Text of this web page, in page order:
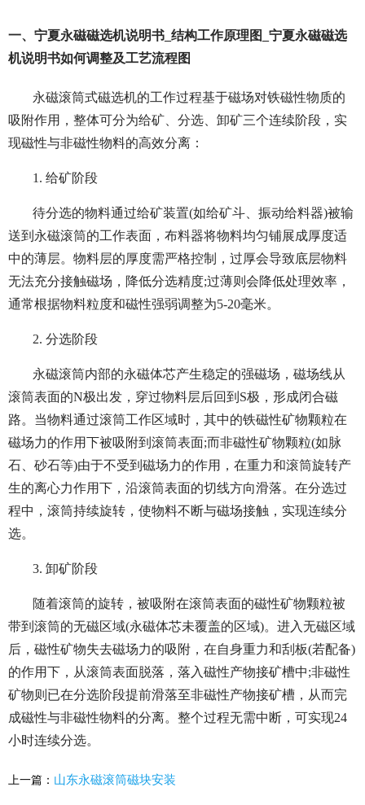
一、宁夏永磁磁选机说明书_结构工作原理图_宁夏永磁磁选
机说明书如何调整及工艺流程图
永磁滚筒式磁选机的工作过程基于磁场对铁磁性物质的
吸附作用，整体可分为给矿、分选、卸矿三个连续阶段，实
现磁性与非磁性物料的高效分离：
1. 给矿阶段
待分选的物料通过给矿装置(如给矿斗、振动给料器)被输
送到永磁滚筒的工作表面，布料器将物料均匀铺展成厚度适
中的薄层。物料层的厚度需严格控制，过厚会导致底层物料
无法充分接触磁场，降低分选精度;过薄则会降低处理效率，
通常根据物料粒度和磁性强弱调整为5-20毫米。
2. 分选阶段
永磁滚筒内部的永磁体芯产生稳定的强磁场，磁场线从
滚筒表面的N极出发，穿过物料层后回到S极，形成闭合磁
路。当物料通过滚筒工作区域时，其中的铁磁性矿物颗粒在
磁场力的作用下被吸附到滚筒表面;而非磁性矿物颗粒(如脉
石、砂石等)由于不受到磁场力的作用，在重力和滚筒旋转产
生的离心力作用下，沿滚筒表面的切线方向滑落。在分选过
程中，滚筒持续旋转，使物料不断与磁场接触，实现连续分
选。
3. 卸矿阶段
随着滚筒的旋转，被吸附在滚筒表面的磁性矿物颗粒被
带到滚筒的无磁区域(永磁体芯未覆盖的区域)。进入无磁区域
后，磁性矿物失去磁场力的吸附，在自身重力和刮板(若配备)
的作用下，从滚筒表面脱落，落入磁性产物接矿槽中;非磁性
矿物则已在分选阶段提前滑落至非磁性产物接矿槽，从而完
成磁性与非磁性物料的分离。整个过程无需中断，可实现24
小时连续分选。
上一篇： 山东永磁滚筒磁块安装